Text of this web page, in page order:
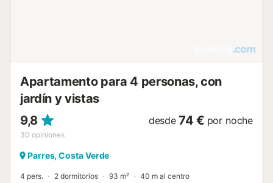
Apartamento para 4 personas, con
jardín y vistas
9,8
30 opiniones
desde 74 € por noche
Parres, Costa Verde
4 pers. 2 dormitorios 93 m² 40 m al centro